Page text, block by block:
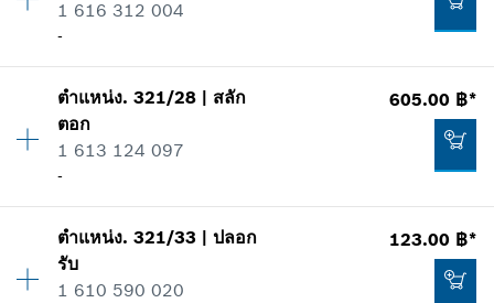
-
ข้อมูลชิ้นส่วนอะไหล่
แสดงในรูป
1,457.00 ฿*
ราคาทั้งหมดไม่รวมภาษีมูลค่าเพิ่ม
1 616 312 004
-
ปริมาณ 1
ราคากลุ่ม
ข้อมูลชิ้นส่วนอะไหล่
แสดงในรูป
ตำแหน่ง.321/28 | สลัก
ตอก
1 613 124 097
-
605.00 ฿*
ปริมาณ 1
ราคากลุ่ม
ข้อมูลชิ้นส่วนอะไหล่
ตำแหน่ง.321/33 |ปลอก
รับ
1 610 590 020
123.00 ฿*